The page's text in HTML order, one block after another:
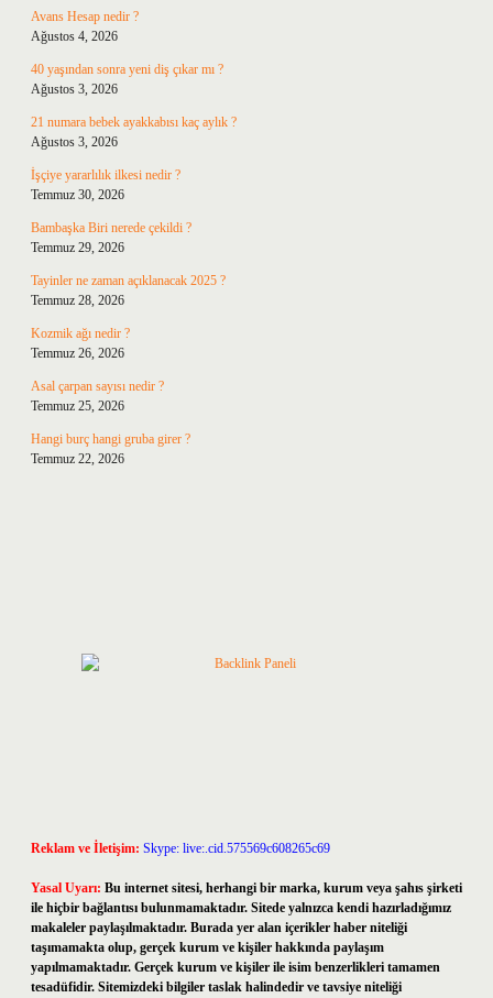
Avans Hesap nedir ?
Ağustos 4, 2026
40 yaşından sonra yeni diş çıkar mı ?
Ağustos 3, 2026
21 numara bebek ayakkabısı kaç aylık ?
Ağustos 3, 2026
İşçiye yararlılık ilkesi nedir ?
Temmuz 30, 2026
Bambaşka Biri nerede çekildi ?
Temmuz 29, 2026
Tayinler ne zaman açıklanacak 2025 ?
Temmuz 28, 2026
Kozmik ağı nedir ?
Temmuz 26, 2026
Asal çarpan sayısı nedir ?
Temmuz 25, 2026
Hangi burç hangi gruba girer ?
Temmuz 22, 2026
Reklam ve İletişim: Skype: live:.cid.575569c608265c69
Yasal Uyarı: Bu internet sitesi, herhangi bir marka, kurum veya şahıs şirketi
ile hiçbir bağlantısı bulunmamaktadır. Sitede yalnızca kendi hazırladığımız
makaleler paylaşılmaktadır. Burada yer alan içerikler haber niteliği
taşımamakta olup, gerçek kurum ve kişiler hakkında paylaşım
yapılmamaktadır. Gerçek kurum ve kişiler ile isim benzerlikleri tamamen
tesadüfidir. Sitemizdeki bilgiler taslak halindedir ve tavsiye niteliği